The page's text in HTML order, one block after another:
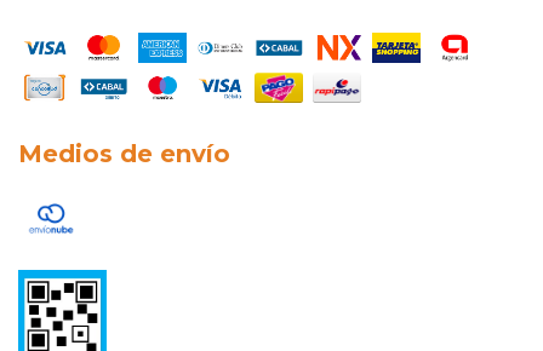
Medios de envío